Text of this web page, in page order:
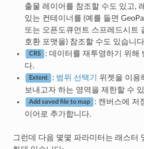
출물 레이어를 참조할 수도 있고,
있는 컨테이너를 (예를 들면
또는 오픈도큐먼트 스프레드시트
호환 포맷을) 참조할 수도 있습니
CRS
: 데이터를 재투영하기 위해
다.
Extent : 범위 선택기
위젯을 이용
보내고자 하는 영역을 제한할 수
Add saved file to map
: 캔버스에 저
이어로 추가합니다.
그런데 다음 몇몇 파라미터는 래스터